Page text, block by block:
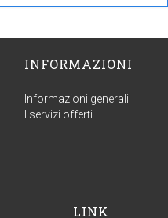
INFORMAZIONI
Informazioni generali
I servizi offerti
LINK